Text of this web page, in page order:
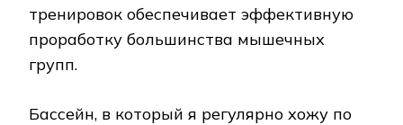
тренировок обеспечивает эффективную
проработку большинства мышечных
групп.
Бассейн, в который я регулярно хожу по